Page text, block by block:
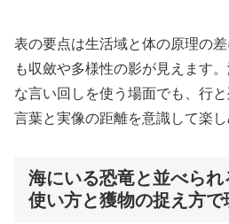
表の要点は生活域と体の原理の
も収斂や多様性の影が見えます
な言い回しを使う場面でも、行
言葉と実像の距離を意識して楽し
海にいる恐竜と並べら
使い方と獲物の捉え方で